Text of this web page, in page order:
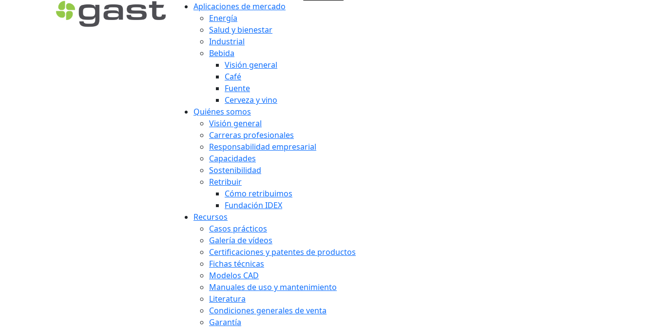
Aplicaciones de mercado
Energía
Salud y bienestar
Industrial
Bebida
Visión general
Café
Fuente
Cerveza y vino
Quiénes somos
Visión general
Carreras profesionales
Responsabilidad empresarial
Capacidades
Sostenibilidad
Retribuir
Cómo retribuimos
Fundación IDEX
Recursos
Casos prácticos
Galería de vídeos
Certificaciones y patentes de productos
Fichas técnicas
Modelos CAD
Manuales de uso y mantenimiento
Literatura
Condiciones generales de venta
Garantía